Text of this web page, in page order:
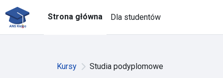
Przejdź do głównej zawartości
Strona główna
Dla studentów
Kursy Studia podyplomowe